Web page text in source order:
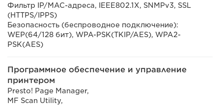
Фильтр IP/MAC-адреса, IEEE802.1X, SNMPv3, SSL
(HTTPS/IPPS)
Безопасность (беспроводное подключение):
WEP(64/128 бит), WPA-PSK(TKIP/AES), WPA2-
PSK(AES)
Программное обеспечение и управление
принтером
Presto! Page Manager,
MF Scan Utility,